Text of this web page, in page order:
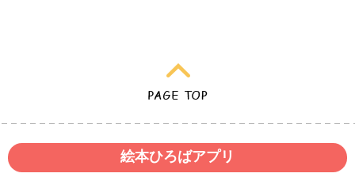
絵本ひろばアプリ